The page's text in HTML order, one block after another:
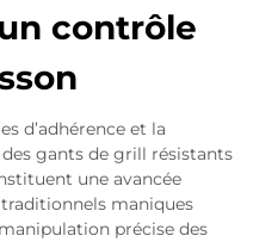
contrôle
d’adhérence et la
gants de grill résistants
une avancée
maniques
précise des